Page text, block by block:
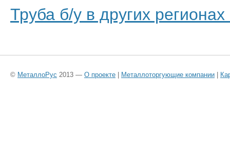
Труба б/у в других
© МеталлоРус 2013 — О проекте | Металлоторгующие компании |